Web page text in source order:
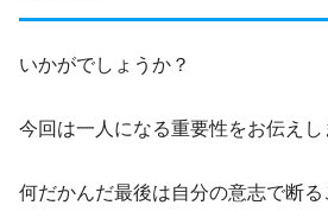
いかがでしょうか？
今回は一人になる重要性をお伝えし
何だかんだ最後は自分の意志で断る